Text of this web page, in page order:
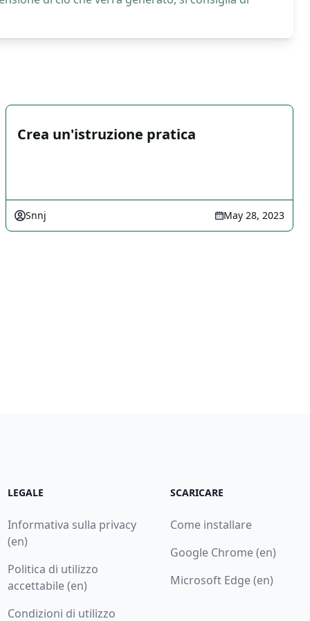
Crea un'istruzione pratica
Snnj May 28, 2023
LEGALE
Informativa sulla privacy
(en)
Politica di utilizzo
accettabile (en)
Condizioni di utilizzo
SCARICARE
Come installare
Google Chrome (en)
Microsoft Edge (en)